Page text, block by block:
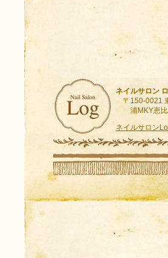
ネイルサロン
〒150-0021
浦MKY恵比
ネイルサロン